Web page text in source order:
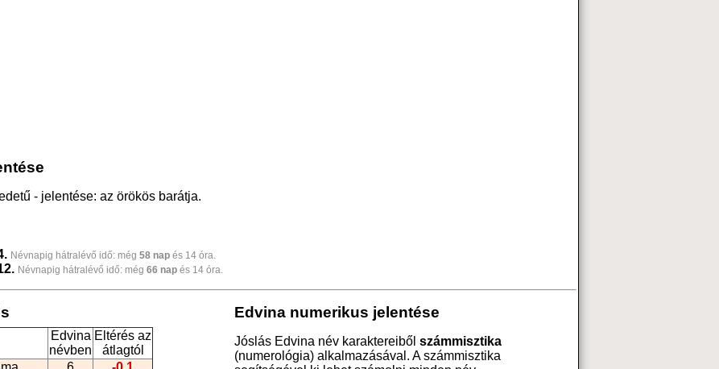
- jelentése: az örökös barátja.
Névnapig hátralévő idő: még 58 nap és 14 óra.
Névnapig hátralévő idő: még 66 nap és 14 óra.
Edvina
névben
Eltérés az
átlagtól
Edvina numerikus jelentése
Jóslás Edvina név karaktereiből számmisztika
(numerológia) alkalmazásával. A számmisztika